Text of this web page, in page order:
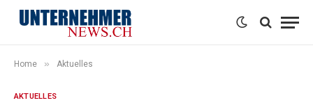
Home » Aktuelles
AKTUELLES